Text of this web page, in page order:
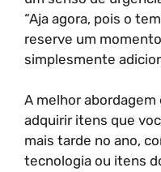
“Aja agora, pois o
reserve um
simplesmente
A melhor
adquirir itens que
mais tarde no ano,
tecnologia ou itens